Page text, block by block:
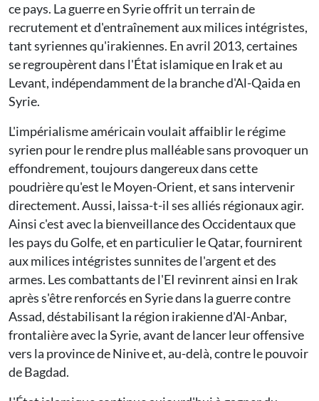
ce pays. La guerre en Syrie offrit un terrain de
recrutement et d'entraînement aux milices intégristes,
tant syriennes qu'irakiennes. En avril 2013, certaines
se regroupèrent dans l'État islamique en Irak et au
Levant, indépendamment de la branche d'Al-Qaida en
Syrie.
L'impérialisme américain voulait affaiblir le régime
syrien pour le rendre plus malléable sans provoquer un
effondrement, toujours dangereux dans cette
poudrière qu'est le Moyen-Orient, et sans intervenir
directement. Aussi, laissa-t-il ses alliés régionaux agir.
Ainsi c'est avec la bienveillance des Occidentaux que
les pays du Golfe, et en particulier le Qatar, fournirent
aux milices intégristes sunnites de l'argent et des
armes. Les combattants de l'EI revinrent ainsi en Irak
après s'être renforcés en Syrie dans la guerre contre
Assad, déstabilisant la région irakienne d'Al-Anbar,
frontalière avec la Syrie, avant de lancer leur offensive
vers la province de Ninive et, au-delà, contre le pouvoir
de Bagdad.